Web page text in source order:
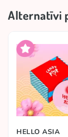
Alternatīvi
HELLO ASIA